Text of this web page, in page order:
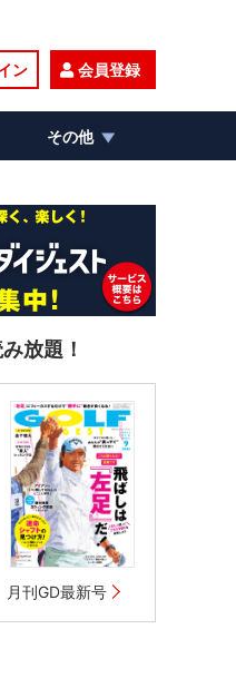
ン 会員登録
その他
放題！
月刊GD最新号